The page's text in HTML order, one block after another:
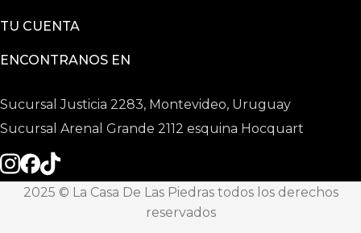
TU CUENTA
ENCONTRANOS EN
Sucursal Justicia 2283, Montevideo, Uruguay
Sucursal Arenal Grande 2112 esquina Hocquart
2025 © La Casa De Las Piedras todos los derechos
reservados